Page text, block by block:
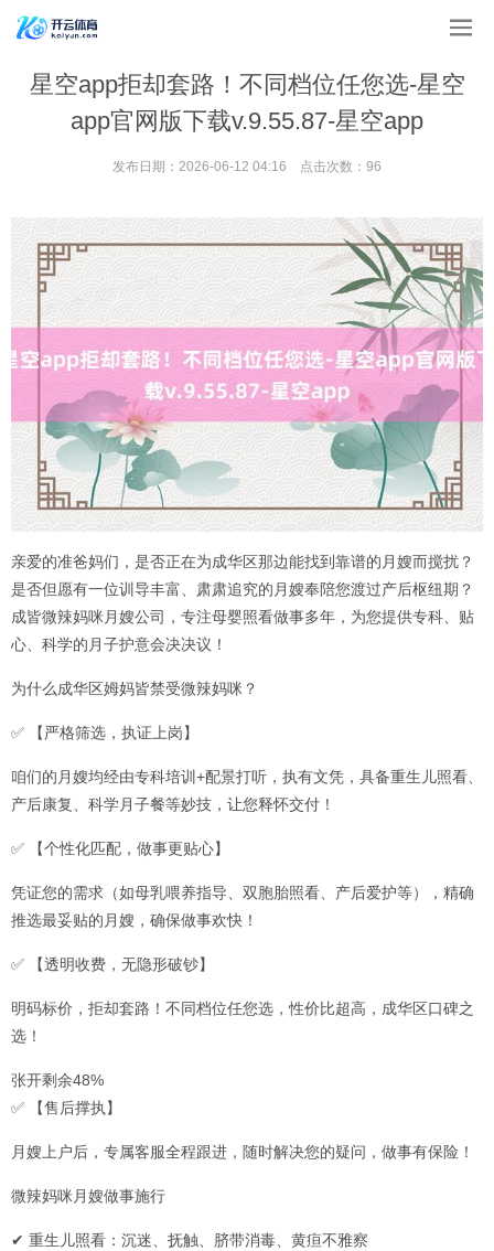
星空app拒却套路！不同档位任您选-星空
app官网版下载v.9.55.87-星空app
发布日期：2026-06-12 04:16 点击次数：96
亲爱的准爸妈们，是否正在为成华区那边能找到靠谱的月嫂而搅扰？
是否但愿有一位训导丰富、肃肃追究的月嫂奉陪您渡过产后枢纽期？
成皆微辣妈咪月嫂公司，专注母婴照看做事多年，为您提供专科、贴
心、科学的月子护意会决决议！
为什么成华区姆妈皆禁受微辣妈咪？
✅ 【严格筛选，执证上岗】
咱们的月嫂均经由专科培训+配景打听，执有文凭，具备重生儿照看、
产后康复、科学月子餐等妙技，让您释怀交付！
✅ 【个性化匹配，做事更贴心】
凭证您的需求（如母乳喂养指导、双胞胎照看、产后爱护等），精确
推选最妥贴的月嫂，确保做事欢快！
✅ 【透明收费，无隐形破钞】
明码标价，拒却套路！不同档位任您选，性价比超高，成华区口碑之
选！
张开剩余48%
✅ 【售后撑执】
月嫂上户后，专属客服全程跟进，随时解决您的疑问，做事有保险！
微辣妈咪月嫂做事施行
✔ 重生儿照看：沉迷、抚触、脐带消毒、黄疸不雅察